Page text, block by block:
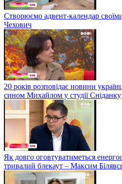
Створюємо адвент-календар
Чехович
20 років розповідає новини
сином Михайлом у студії Сніданку
Як довго оговтуватиметься
тривалий блекаут – Максим